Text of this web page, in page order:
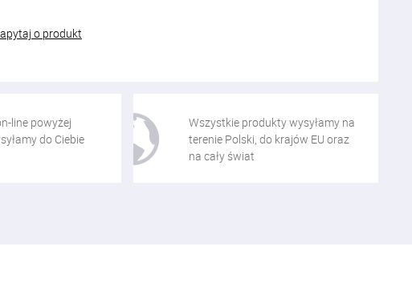
o produkt
line powyżej
do Ciebie
Wszystkie produkty wysyłamy na
terenie Polski, do krajów EU oraz
na cały świat